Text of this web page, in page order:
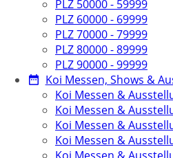
PLZ 50000 - 59999
PLZ 60000 - 69999
PLZ 70000 - 79999
PLZ 80000 - 89999
PLZ 90000 - 99999
Koi Messen, Shows &
Koi Messen &
Koi Messen &
Koi Messen &
Koi Messen &